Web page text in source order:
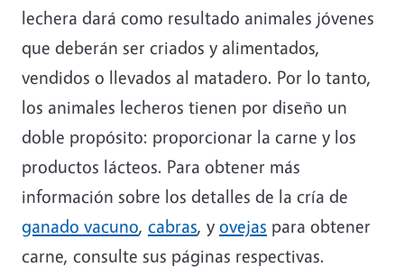
lechera dará como resultado animales jóvenes
que deberán ser criados y alimentados,
vendidos o llevados al matadero. Por lo tanto,
los animales lecheros tienen por diseño un
doble propósito: proporcionar la carne y los
productos lácteos. Para obtener más
información sobre los detalles de la cría de
ganado vacuno, cabras, y ovejas para obtener
carne, consulte sus páginas respectivas.